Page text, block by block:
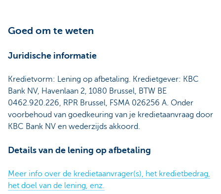
Goed om te weten
Juridische informatie
Kredietvorm: Lening op afbetaling. Kredietgever: KBC
Bank NV, Havenlaan 2, 1080 Brussel, BTW BE
0462.920.226, RPR Brussel, FSMA 026256 A. Onder
voorbehoud van goedkeuring van je kredietaanvraag door
KBC Bank NV en wederzijds akkoord.
Details van de lening op afbetaling
Meer info over de kredietaanvrager(s), het kredietbedrag,
het doel van de lening, enz.